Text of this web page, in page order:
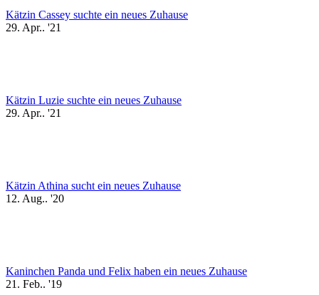
Kätzin Cassey suchte ein neues Zuhause
29. Apr.. '21
Kätzin Luzie suchte ein neues Zuhause
29. Apr.. '21
Kätzin Athina sucht ein neues Zuhause
12. Aug.. '20
Kaninchen Panda und Felix haben ein neues Zuhause
21. Feb.. '19